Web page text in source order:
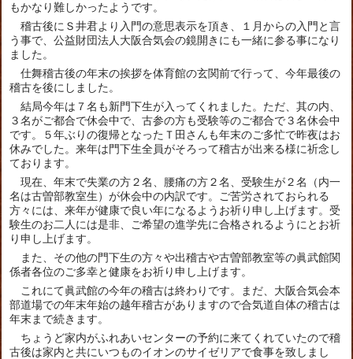
もかなり難しかったようです。
稽古後にＳ井君より入門の意思表示を頂き、１月からの入門と言
う事で、公益財団法人大阪合気会の鏡開きにも一緒に参る事になり
ました。
仕舞稽古後の年末の挨拶を体育館の玄関前で行って、今年最後の
稽古を後にしました。
結局今年は７名も新門下生が入ってくれました。ただ、其の内、
３名がご都合で休会中で、古参の方も受験等のご都合で３名休会中
です。５年ぶりの復帰となったＴ田さんも年末のご多忙で昨夜はお
休みでした。来年は門下生全員がそろって稽古が出来る様に祈念し
ております。
現在、年末で失業の方２名、腰痛の方２名、受験生が２名（内一
名は古曽部教室生）が休会中の内訳です。ご苦労されておられる
方々には、来年が健康で良い年になるようお祈り申し上げます。受
験生のお二人には是非、ご希望の進学先に合格されるようにとお祈
り申し上げます。
また、その他の門下生の方々や出稽古や古曽部教室等の眞武館関
係者各位のご多幸と健康をお祈り申し上げます。
これにて眞武館の今年の稽古は終わりです。まだ、大阪合気会本
部道場での年末年始の越年稽古がありますので合気道自体の稽古は
年末まで続きます。
ちょうど家内がふれあいセンターの予約に来てくれていたので稽
古後は家内と共にいつものイオンのサイゼリアで食事を致しまし